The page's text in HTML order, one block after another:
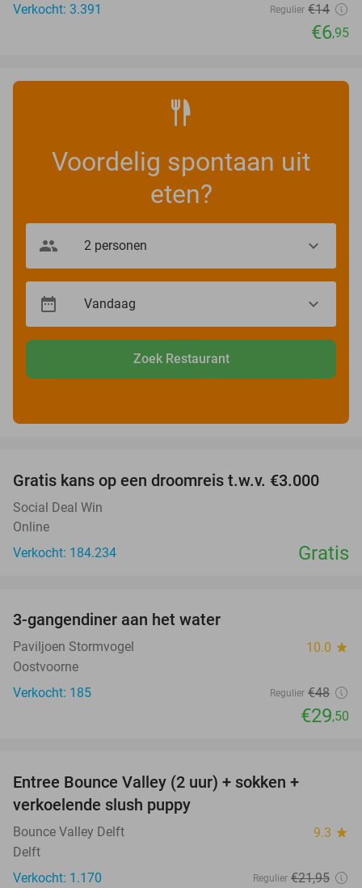
Verkocht: 3.391
Regulier €14
€6,95
Voordelig spontaan uit
eten?
Zoek Restaurant
Gratis kans op een droomreis t.w.v. €3.000
Social Deal Win
Online
Verkocht: 184.234
Gratis
3-gangendiner aan het water
Paviljoen Stormvogel 10.0 star
Oostvoorne
Verkocht: 185
Regulier €48
€29,50
Entree Bounce Valley (2 uur) + sokken +
verkoelende slush puppy
Bounce Valley Delft 9.3 star
Delft
Verkocht: 1.170
Regulier €21,95